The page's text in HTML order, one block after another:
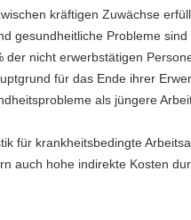
kräftigen Zuwächse
gesundheitliche Probleme
nicht erwerbstätigen
für das Ende ihrer
als jüngere
für krankheitsbedingte
auch hohe indirekte Kosten